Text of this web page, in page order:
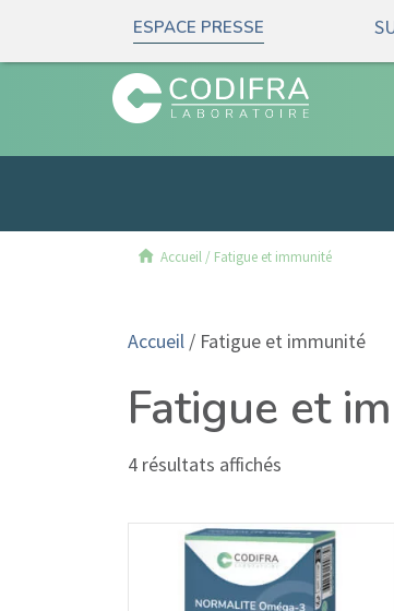
ESPACE PRESSE
Accueil/ Fatigue et immunité
Accueil / Fatigue et immunité
Fatigue et
4 résultats affichés